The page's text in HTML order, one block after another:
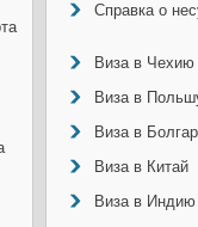
Справка о
Виза в Чехию
Виза в
Виза в
Виза в Китай
Виза в Индию